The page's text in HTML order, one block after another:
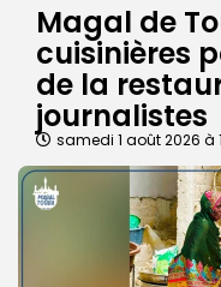
Magal de
cuisinières
de la
journalistes
samedi 1 août 2026 à